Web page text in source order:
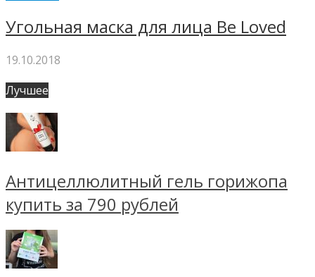
Угольная маска для лица Be Loved
19.10.2018
Лучшее
Антицеллюлитный гель горижопа
купить за 790 рублей